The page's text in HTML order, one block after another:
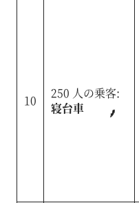
10
250 人の乗客:
寝台車